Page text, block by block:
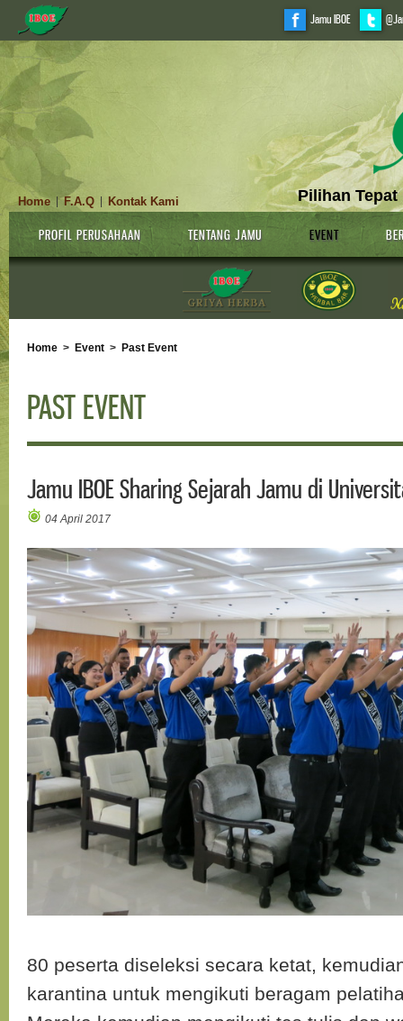
Jamu IBOE
Pilihan Tepat
Home |F.A.Q Kontak Kami
PROFIL PERUSAHAAN TENTANG JAMU EVENT
Home > Event > Past Event
PAST EVENT
Jamu IBOE Sharing Sejarah Jamu di
04 April 2017
80 peserta diseleksi secara ketat,
karantina untuk mengikuti beragam